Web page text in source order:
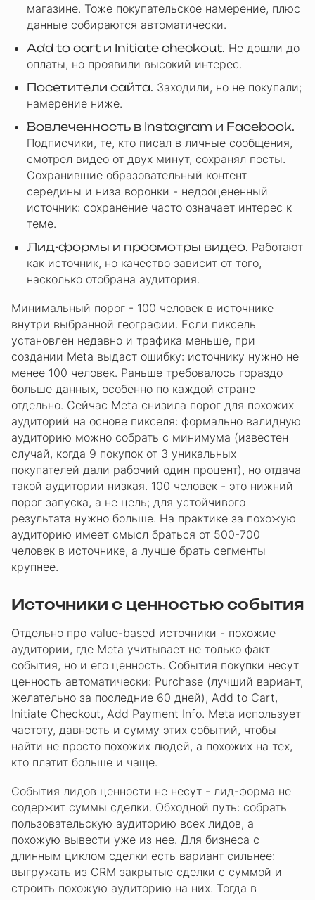
магазине. Тоже покупательское намерение, плюс
данные собираются автоматически.
Add to cart и Initiate checkout. Не дошли до
оплаты, но проявили высокий интерес.
Посетители сайта. Заходили, но не покупали;
намерение ниже.
Вовлеченность в Instagram и Facebook.
Подписчики, те, кто писал в личные сообщения,
смотрел видео от двух минут, сохранял посты.
Сохранившие образовательный контент
середины и низа воронки - недооцененный
источник: сохранение часто означает интерес к
теме.
Лид-формы и просмотры видео. Работают
как источник, но качество зависит от того,
насколько отобрана аудитория.
Минимальный порог - 100 человек в источнике
внутри выбранной географии. Если пиксель
установлен недавно и трафика меньше, при
создании Meta выдаст ошибку: источнику нужно не
менее 100 человек. Раньше требовалось гораздо
больше данных, особенно по каждой стране
отдельно. Сейчас Meta снизила порог для похожих
аудиторий на основе пикселя: формально валидную
аудиторию можно собрать с минимума (известен
случай, когда 9 покупок от 3 уникальных
покупателей дали рабочий один процент), но отдача
такой аудитории низкая. 100 человек - это нижний
порог запуска, а не цель; для устойчивого
результата нужно больше. На практике за похожую
аудиторию имеет смысл браться от 500-700
человек в источнике, а лучше брать сегменты
крупнее.
Источники с ценностью события
Отдельно про value-based источники - похожие
аудитории, где Meta учитывает не только факт
события, но и его ценность. События покупки несут
ценность автоматически: Purchase (лучший вариант,
желательно за последние 60 дней), Add to Cart,
Initiate Checkout, Add Payment Info. Meta использует
частоту, давность и сумму этих событий, чтобы
найти не просто похожих людей, а похожих на тех,
кто платит больше и чаще.
События лидов ценности не несут - лид-форма не
содержит суммы сделки. Обходной путь: собрать
пользовательскую аудиторию всех лидов, а
похожую вывести уже из нее. Для бизнеса с
длинным циклом сделки есть вариант сильнее:
выгружать из CRM закрытые сделки с суммой и
строить похожую аудиторию на них. Тогда в